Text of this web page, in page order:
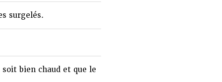
surgelés.
bien chaud et que le